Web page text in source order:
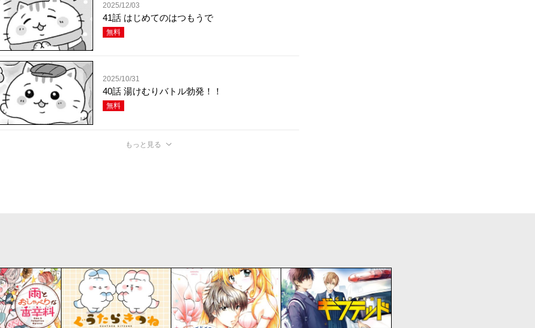
2025/12/03
41話 はじめてのはつもうで
無料
2025/10/31
40話 湯けむりバトル勃発！！
無料
もっと見る